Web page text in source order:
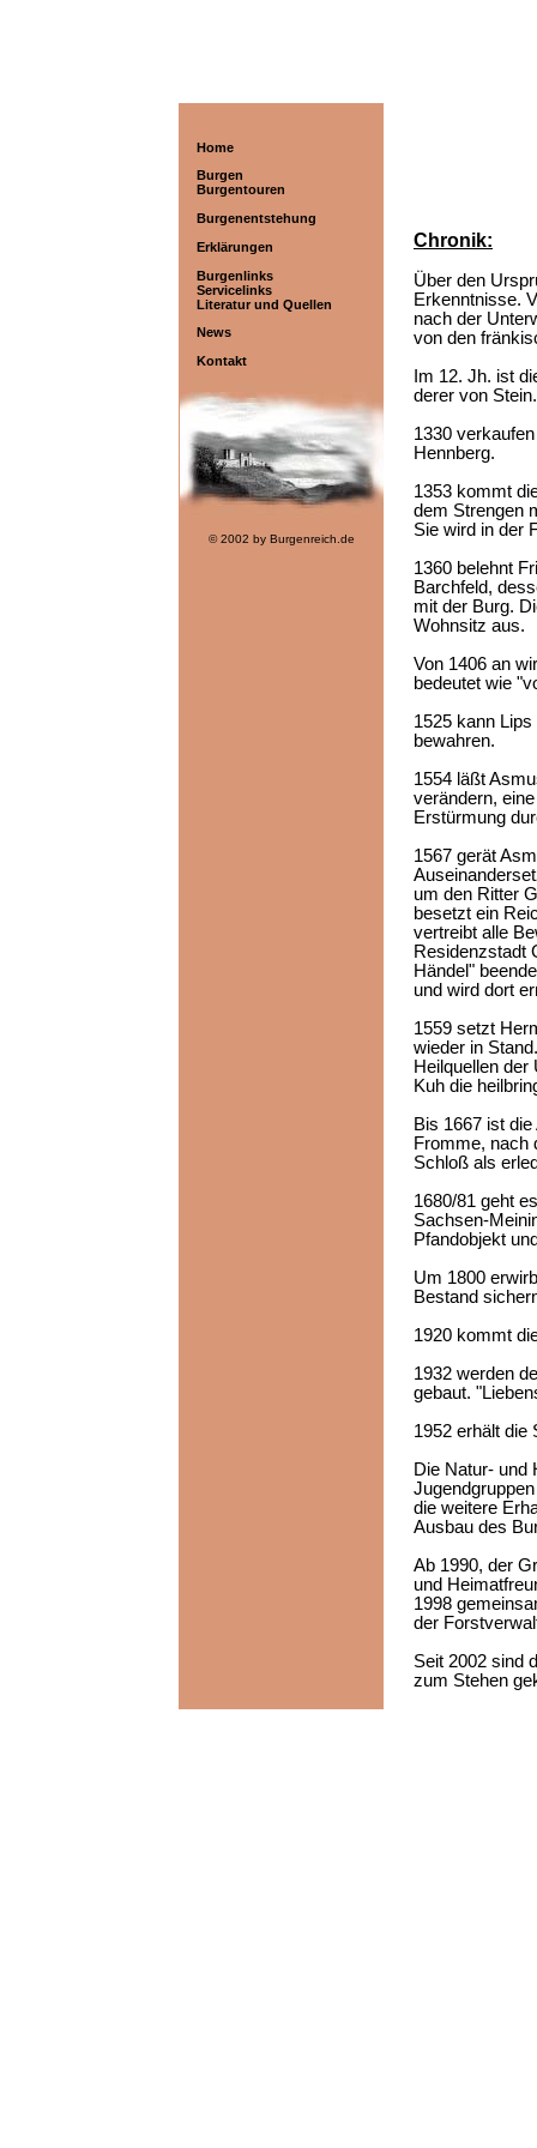
Home
Burgen
Burgentouren
Burgenentstehung
Erklärungen
Burgenlinks
Servicelinks
Literatur und Quellen
News
Kontakt
© 2002 by Burgenreich.de
Chronik:
Über den
Erkenntnisse.
nach der
von den
Im 12. Jh. ist
derer von Stein.
1330
Hennberg.
1353 kommt
dem Strengen
Sie wird in der
1360 belehnt
Barchfeld,
mit der Burg.
Wohnsitz aus.
Von 1406 an
bedeutet wie
1525 kann
bewahren.
1554 läßt
verändern,
Erstürmung
1567 gerät
um den Ritter
besetzt ein
vertreibt alle
Residenzstadt
Händel"
und wird dort
1559 setzt
wieder in
Heilquellen der
Kuh die
Bis 1667 ist
Fromme, nach
Schloß als
1680/81 geht
Sachsen-
Pfandobjekt
Um 1800
Bestand
1920 kommt
1932 werden
gebaut.
1952 erhält die
Die Natur- und
die weitere
Ausbau des
Ab 1990, der
und
1998
der
Seit 2002 sind
zum Stehen